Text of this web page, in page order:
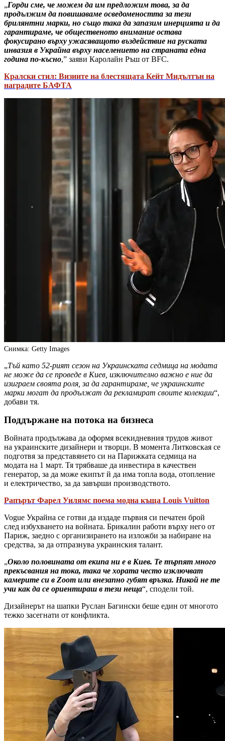
„Горди сме, че можем да им предложим това, за да
продължим да повишаваме осведомеността за тези
брилянтни марки, но също така да запазим инерцията и да
гарантираме, че общественото внимание остава
фокусирано върху ужасяващото въздействие на руската
инвазия в Украйна върху населението на страната една
година по-късно,” заяви Каролайн Ръш от BFC.
Кралски стил: Визиите на блестящата Кейт Мидълтън на
наградите БАФТА
Снимка: Getty Images
„Тъй като 52-рият сезон на Украинската седмица на модата
не може да се проведе в Киев, изключително важно е ние да
изиграем своята роля, за да гарантираме, че украинските
марки могат да продължат да рекламират своите колекции“,
добави тя.
Поддържане на потока на бизнеса
Войната продължава да оформя всекидневния трудов живот
на украинските дизайнери и творци. В момента Литковская се
подготвя за представянето си на Парижката седмица на
модата на 1 март. Тя трябваше да инвестира в качествен
генератор, за да може екипът й да има топла вода, отопление
и електричество, за да завърши производството.
Рапърът Фарел Уилямс поема модна къща Louis Vuitton
Vogue Украйна се готви да издаде първия си печатен брой
след избухването на войната. Брикалин работи върху него от
Париж, заедно с организирането на изложби за набиране на
средства, за да отпразнува украинския талант.
„Около половината от екипа ни е в Киев. Те търпят много
прекъсвания на тока, така че хората често изключват
камерите си в Zoom или внезапно губят връзка. Никой не те
учи как да се ориентираш в тези неща“, сподели той.
Дизайнерът на шапки Руслан Багински беше един от многото
тежко засегнати от конфликта.